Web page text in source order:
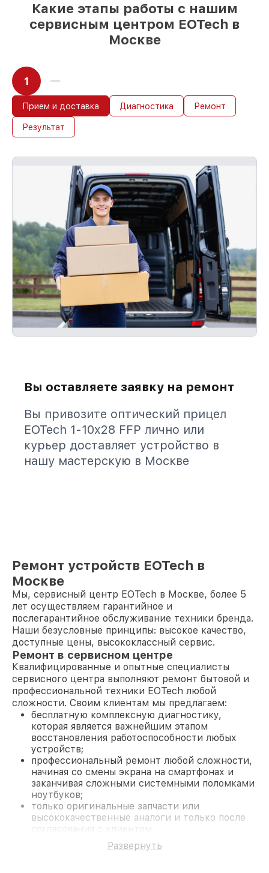
Какие этапы работы с нашим
сервисным центром EOTech в
Москве
1
Прием и доставка Диагностика Ремонт
Результат
Вы оставляете заявку на ремонт
Вы привозите оптический прицел
EOTech 1-10x28 FFP лично или
курьер доставляет устройство в
нашу мастерскую в Москве
Ремонт устройств EOTech в
Москве
Мы, сервисный центр EOTech в Москве, более 5
лет осуществляем гарантийное и
послегарантийное обслуживание техники бренда.
Наши безусловные принципы: высокое качество,
доступные цены, высококлассный сервис.
Ремонт в сервисном центре
Квалифицированные и опытные специалисты
сервисного центра выполняют ремонт бытовой и
профессиональной техники EOTech любой
сложности. Своим клиентам мы предлагаем:
бесплатную комплексную диагностику,
которая является важнейшим этапом
восстановления работоспособности любых
устройств;
профессиональный ремонт любой сложности,
начиная со смены экрана на смартфонах и
заканчивая сложными системными поломками
ноутбуков;
только оригинальные запчасти или
высококачественные аналоги и только после
согласования с клиентом.
На все работы и замененные комплектующие
предоставляется длительная гарантия. В случае
Развернуть